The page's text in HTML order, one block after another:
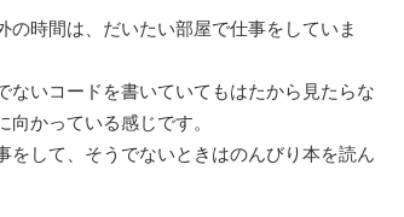
時間は、だいたい部屋で仕事をしていま
いコードを書いていてもはたから見たらな
かっている感じです。
して、そうでないときはのんびり本を読ん